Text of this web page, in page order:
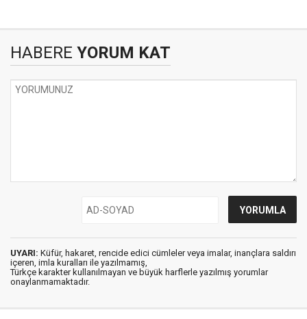
HABERE YORUM KAT
UYARI: Küfür, hakaret, rencide edici cümleler veya imalar, inançlara saldırı
içeren, imla kuralları ile yazılmamış,
Türkçe karakter kullanılmayan ve büyük harflerle yazılmış yorumlar
onaylanmamaktadır.